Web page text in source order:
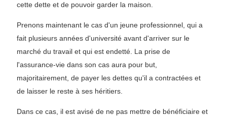
cette dette et de pouvoir garder la maison.
Prenons maintenant le cas d'un jeune professionnel, qui a
fait plusieurs années d'université avant d'arriver sur le
marché du travail et qui est endetté. La prise de
l'assurance-vie dans son cas aura pour but,
majoritairement, de payer les dettes qu'il a contractées et
de laisser le reste à ses héritiers.
Dans ce cas, il est avisé de ne pas mettre de bénéficiaire et